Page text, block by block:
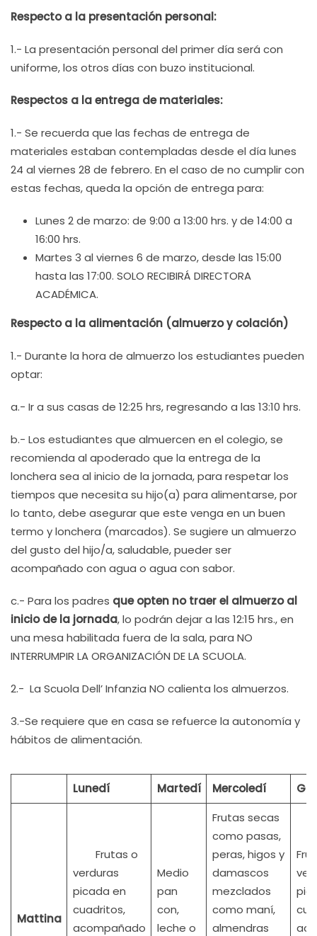
Respecto a la presentación personal:
1.- La presentación personal del primer día será con
uniforme, los otros días con buzo institucional.
Respectos a la entrega de materiales:
1.- Se recuerda que las fechas de entrega de
materiales estaban contempladas desde el día lunes
24 al viernes 28 de febrero. En el caso de no cumplir con
estas fechas, queda la opción de entrega para:
Lunes 2 de marzo: de 9:00 a 13:00 hrs. y de 14:00 a
16:00 hrs.
Martes 3 al viernes 6 de marzo, desde las 15:00
hasta las 17:00. SOLO RECIBIRÁ DIRECTORA
ACADÉMICA.
Respecto a la alimentación (almuerzo y colación)
1.- Durante la hora de almuerzo los estudiantes pueden
optar:
a.- Ir a sus casas de 12:25 hrs, regresando a las 13:10 hrs.
b.- Los estudiantes que almuercen en el colegio, se
recomienda al apoderado que la entrega de la
lonchera sea al inicio de la jornada, para respetar los
tiempos que necesita su hijo(a) para alimentarse, por
lo tanto, debe asegurar que este venga en un buen
termo y lonchera (marcados). Se sugiere un almuerzo
del gusto del hijo/a, saludable, pueder ser
acompañado con agua o agua con sabor.
c.- Para los padres que opten no traer el almuerzo al
inicio de la jornada, lo podrán dejar a las 12:15 hrs., en
una mesa habilitada fuera de la sala, para NO
INTERRUMPIR LA ORGANIZACIÓN DE LA SCUOLA.
2.- La Scuola Dell’ Infanzia NO calienta los almuerzos.
3.-Se requiere que en casa se refuerce la autonomía y
hábitos de alimentación.
Lunedí Martedí Mercoledí
Mattina
Frutas o
verduras
picada en
cuadritos,
acompañado
Medio
pan
con,
leche o
Frutas secas
como pasas,
peras, higos y
damascos
mezclados
como maní,
almendras